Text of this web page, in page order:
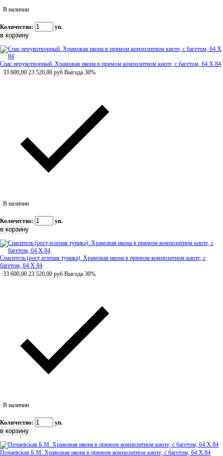
В наличии
Количество: уп.
Спас нерукотворный. Храмовая икона в прямом композитном киоте, с багетом, 64 Х 84
33 600,00 23 520,00 руб Выгода 30%
В наличии
Количество: уп.
Спаситель (рост,зеленая туника). Храмовая икона в прямом композитном киоте, с
багетом, 64 Х 84
33 600,00 23 520,00 руб Выгода 30%
В наличии
Количество: уп.
Почаевская Б.М. Храмовая икона в прямом композитном киоте, с багетом, 64 Х 84